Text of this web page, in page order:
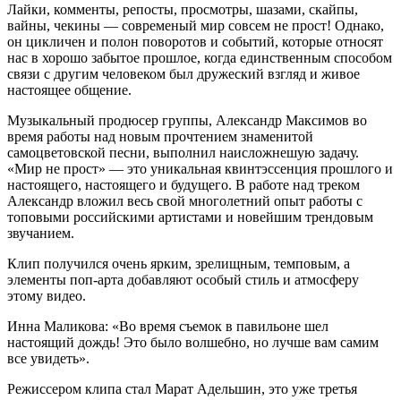
Лайки, комменты, репосты, просмотры, шазами, скайпы,
вайны, чекины — современый мир совсем не прост! Однако,
он цикличен и полон поворотов и событий, которые относят
нас в хорошо забытое прошлое, когда единственным способом
связи с другим человеком был дружеский взгляд и живое
настоящее общение.
Музыкальный продюсер группы, Александр Максимов во
время работы над новым прочтением знаменитой
самоцветовской песни, выполнил наисложнешую задачу.
«Мир не прост» — это уникальная квинтэссенция прошлого и
настоящего, настоящего и будущего. В работе над треком
Александр вложил весь свой многолетний опыт работы с
топовыми российскими артистами и новейшим трендовым
звучанием.
Клип получился очень ярким, зрелищным, темповым, а
элементы поп-арта добавляют особый стиль и атмосферу
этому видео.
Инна Маликова: «Во время съемок в павильоне шел
настоящий дождь! Это было волшебно, но лучше вам самим
все увидеть».
Режиссером клипа стал Марат Адельшин, это уже третья